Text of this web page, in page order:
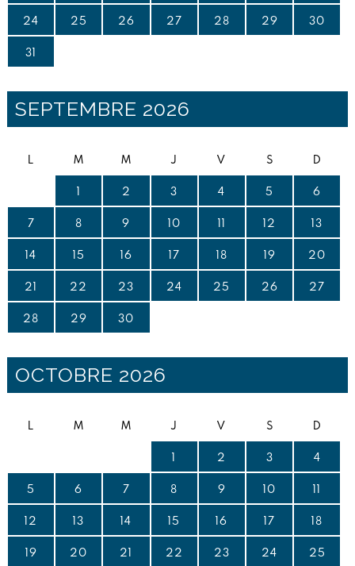
24 25 26 27 28 29 30
31
SEPTEMBRE 2026
L M M J V S D
1 2 3 4 5 6
7 8 9 10 11 12 13
14 15 16 17 18 19 20
21 22 23 24 25 26 27
28 29 30
OCTOBRE 2026
L M M J V S D
1 2 3 4
5 6 7 8 9 10 11
12 13 14 15 16 17 18
19 20 21 22 23 24 25